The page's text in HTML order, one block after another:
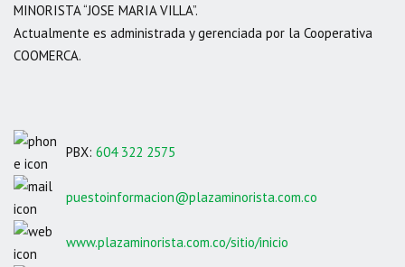
MINORISTA “JOSE MARIA VILLA”.
Actualmente es administrada y gerenciada por la Cooperativa
COOMERCA.
PBX: 604 322 2575
puestoinformacion@plazaminorista.com.co
www.plazaminorista.com.co/sitio/inicio